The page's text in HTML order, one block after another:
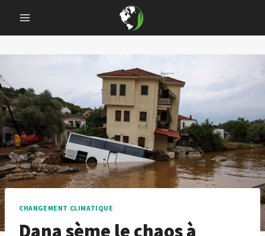
content
CHANGEMENT CLIMATIQUE
Dana sème le chaos à